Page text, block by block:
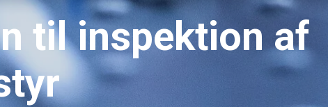
til inspektion af